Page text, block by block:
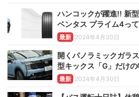
ハンコックが躍進!! 新
ベンタス プライム4っ
最新 2024年4月30日
開くパノラミックガラ
型キックス「G」だけ
最新 2024年4月30日